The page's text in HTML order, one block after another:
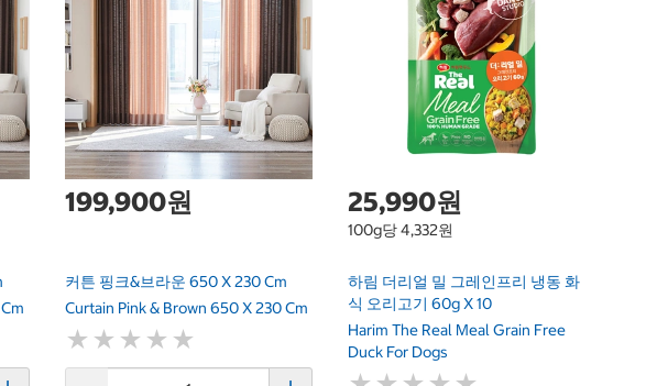
199,900원
커튼 핑크&브라운 650 X 230 Cm
Curtain Pink & Brown 650 X 230 Cm
★ ★ ★ ★ ★
★ ★ ★ ★ ★
25,990원
100g당 4,332원
하림 더리얼 밀 그레인프리 냉동 화
식 오리고기 60g X 10
Harim The Real Meal Grain Free
Duck For Dogs